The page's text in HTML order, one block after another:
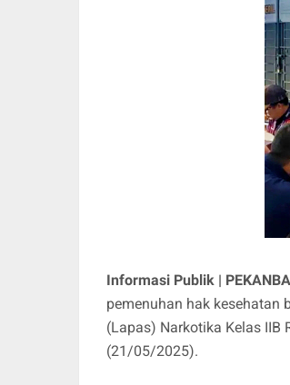
Informasi Publik |
pemenuhan hak kesehatan
(Lapas) Narkotika Kelas IIB
(21/05/2025).